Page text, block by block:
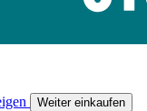
Weiter einkaufen